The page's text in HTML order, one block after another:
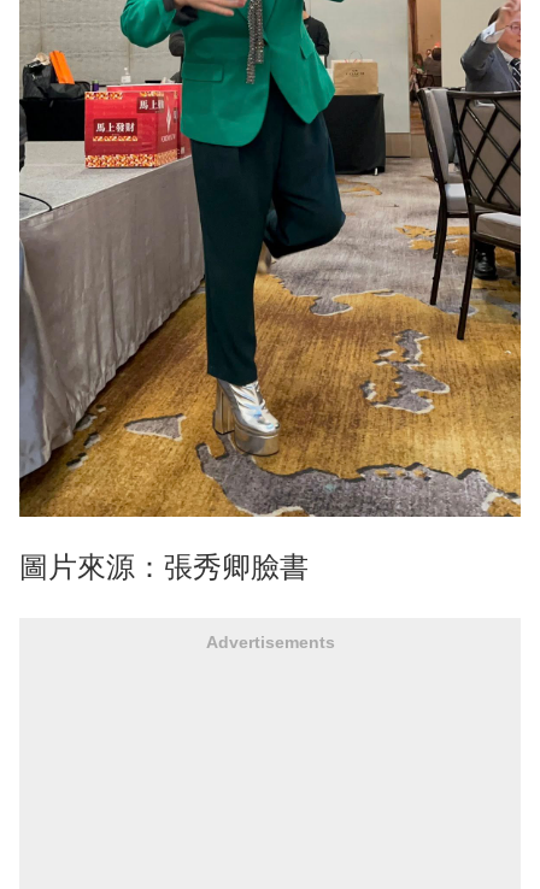
圖片來源：張秀卿臉書
Advertisements